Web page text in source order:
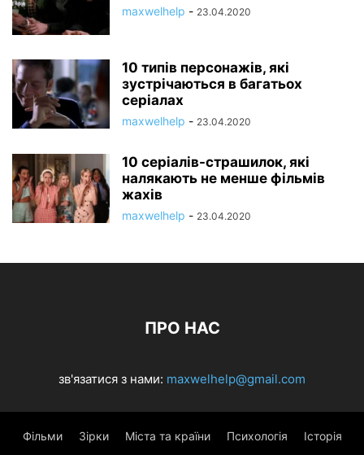
maxwelhelp - 23.04.2020
10 типів персонажів, які
зустрічаються в багатьох
серіалах
maxwelhelp - 23.04.2020
10 серіалів-страшилок, які
налякають не менше фільмів
жахів
maxwelhelp - 23.04.2020
ПРО НАС
зв'язатися з нами: maxwelhelp@gmail.com
Фільми Зірки Міста та країни Психологія Історія